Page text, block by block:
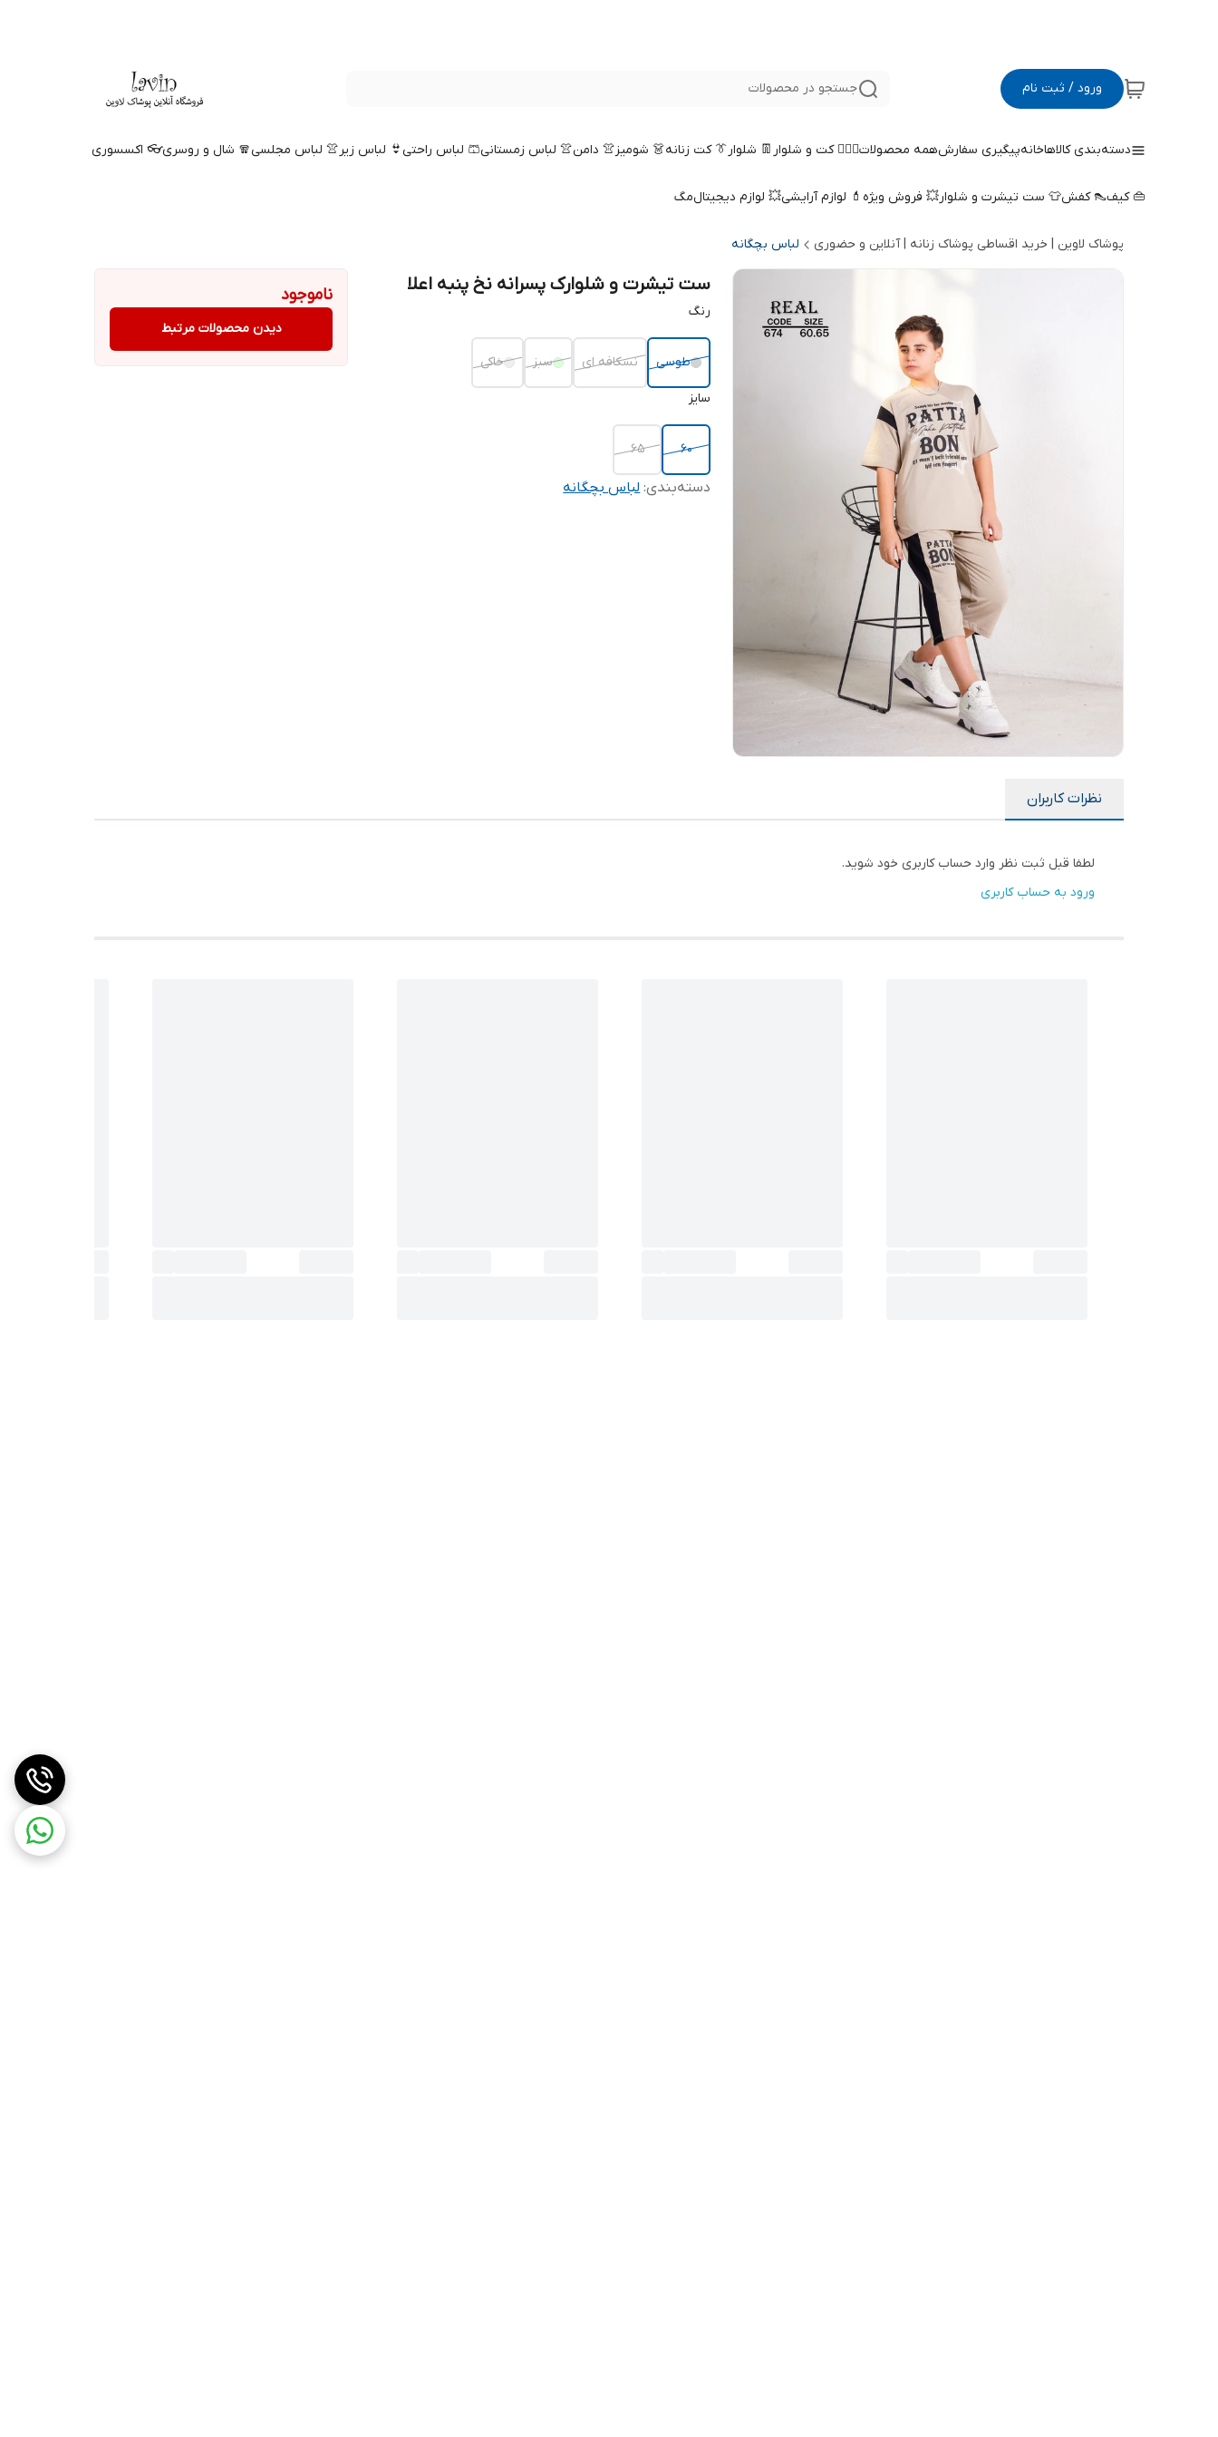
ورود / ثبت نام جستجو در محصولات
دسته‌بندی کالاهاخانهپیگیری سفارشهمه محصولات🤵🏻‍♀️ کت و شلوار 👖 شلوار👔 کت زنانه👗 شومیز👚 دامن👚 لباس زمستانی🩳 لباس راحتی👙 لباس زیر👚 لباس مجلسی🧣 شال و روسری👓 اکسسوری
👜 کیف👠 کفش👕 ست تیشرت و شلوار💥 فروش ویژه 💄 لوازم آرایشی💥 لوازم دیجیتالمگ
پوشاک لاوین | خرید اقساطی پوشاک زنانه | آنلاین و حضوری لباس بچگانه
ست تیشرت و شلوارک پسرانه نخ پنبه اعلا
رنگ
طوسی نسکافه ای سبز خاکی
سایز
60
65
دسته‌بندی:لباس بچگانه
ناموجود
دیدن محصولات مرتبط
نظرات کاربران
لطفا قبل ثبت نظر وارد حساب کاربری خود شوید.
ورود به حساب کاربری